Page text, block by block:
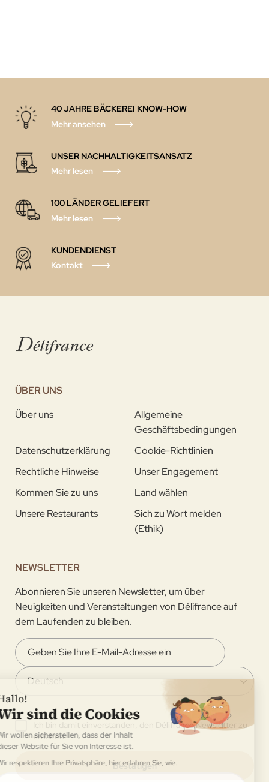
40 JAHRE BÄCKEREI KNOW-HOW
Mehr ansehen
UNSER NACHHALTIGKEITSANSATZ
Mehr lesen
100 LÄNDER GELIEFERT
Mehr lesen
KUNDENDIENST
Kontakt
ÜBER UNS
Über uns
Allgemeine
Geschäftsbedingungen
Datenschutzerklärung
Cookie-Richtlinien
Rechtliche Hinweise
Unser Engagement
Kommen Sie zu uns
Land wählen
Unsere Restaurants
Sich zu Wort melden
(Ethik)
NEWSLETTER
Abonnieren Sie unseren Newsletter, um über
Neuigkeiten und Veranstaltungen von Délifrance auf
dem Laufenden zu bleiben.
Ich bin damit einverstanden, den Délifrance Newsletter zu
erhalten.
Bestätigen